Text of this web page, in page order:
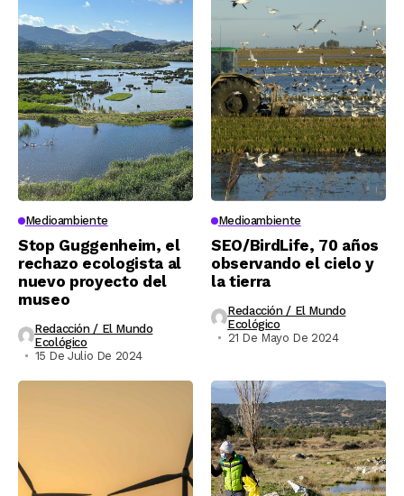
Medioambiente
Stop Guggenheim, el
rechazo ecologista al
nuevo proyecto del
museo
Redacción / El Mundo
Ecológico
15 De Julio De 2024
Medioambiente
SEO/BirdLife, 70 años
observando el cielo y
la tierra
Redacción / El Mundo
Ecológico
21 De Mayo De 2024